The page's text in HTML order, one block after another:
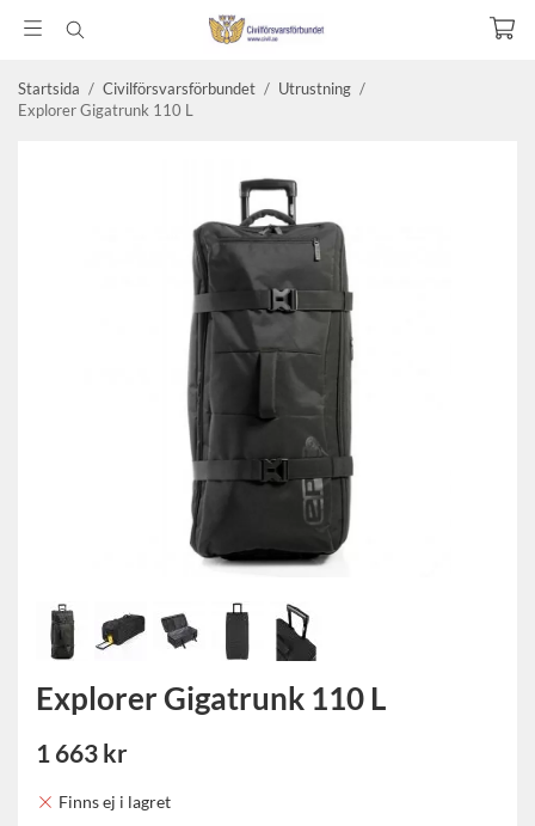
Startsida / Civilförsvarsförbundet / Utrustning /
Explorer Gigatrunk 110 L
Explorer Gigatrunk 110 L
1 663 kr
Finns ej i lagret